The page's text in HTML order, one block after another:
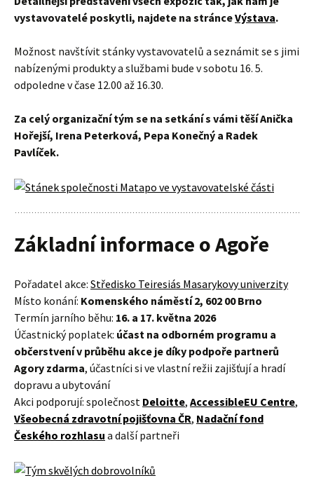
vystavovatelé poskytli, najdete na stránceVýstava.
Možnost navštívit stánky vystavovatelů a seznámit se s jimi
nabízenými produkty a službami bude v sobotu 16. 5.
odpoledne v čase 12.00 až 16.30.
Za celý organizační tým se na setkání s vámi těší Anička
Hořejší, Irena Peterková, Pepa Konečný a Radek
Pavlíček.
Základní informace o Agoře
Pořadatel akce: Středisko Teiresiás Masarykovy univerzity
Místo konání: Komenského náměstí 2, 602 00 Brno
Termín jarního běhu: 16. a 17. května 2026
Účastnický poplatek: účast na odborném programu a
občerstvení v průběhu akce je díky podpoře partnerů
Agory zdarma, účastníci si ve vlastní režii zajišťují a hradí
dopravu a ubytování
Akci podporují: společnost Deloitte, AccessibleEU Centre,
Všeobecná zdravotní pojišťovna ČR, Nadační fond
Českého rozhlasu a další partneři